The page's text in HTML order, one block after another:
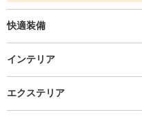
快適装備
インテリア
エクステリア